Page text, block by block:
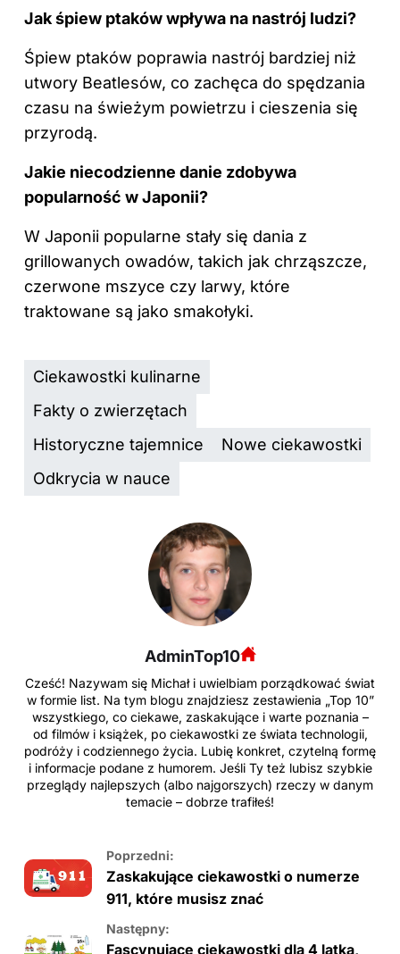
Jak śpiew ptaków wpływa na nastrój ludzi?
Śpiew ptaków poprawia nastrój bardziej niż
utwory Beatlesów, co zachęca do spędzania
czasu na świeżym powietrzu i cieszenia się
przyrodą.
Jakie niecodzienne danie zdobywa
popularność w Japonii?
W Japonii popularne stały się dania z
grillowanych owadów, takich jak chrząszcze,
czerwone mszyce czy larwy, które
traktowane są jako smakołyki.
Ciekawostki kulinarne
Fakty o zwierzętach
Historyczne tajemnice
Nowe ciekawostki
Odkrycia w nauce
AdminTop10
Cześć! Nazywam się Michał i uwielbiam porządkować świat
w formie list. Na tym blogu znajdziesz zestawienia „Top 10”
wszystkiego, co ciekawe, zaskakujące i warte poznania –
od filmów i książek, po ciekawostki ze świata technologii,
podróży i codziennego życia. Lubię konkret, czytelną formę
i informacje podane z humorem. Jeśli Ty też lubisz szybkie
przeglądy najlepszych (albo najgorszych) rzeczy w danym
temacie – dobrze trafiłeś!
Poprzedni:
Zaskakujące ciekawostki o numerze
911, które musisz znać
Następny:
Fascynujące ciekawostki dla 4 latka,